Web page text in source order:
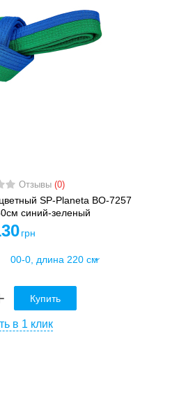
Отзывы (0)
SP-Planeta BO-7257
синий-зеленый
грн
Купить
в 1 клик